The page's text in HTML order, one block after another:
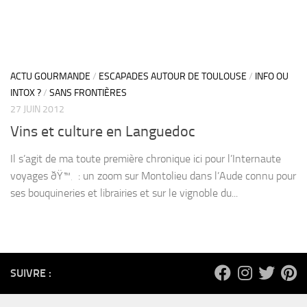
ACTU GOURMANDE / ESCAPADES AUTOUR DE TOULOUSE / INFO OU
INTOX ?/ SANS FRONTIÈRES
27 JUIN 2012
Vins et culture en Languedoc
Il s’agit de ma toute première chronique ici pour l’Internaute
voyages ðŸ™‚ : un zoom sur Montolieu dans l’Aude connu pour
ses bouquineries et librairies et sur le vignoble du...
SUIVRE :